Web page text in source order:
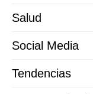
Salud
Social Media
Tendencias